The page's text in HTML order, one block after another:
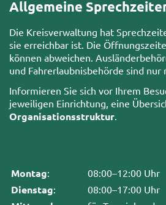
Allgemeine
Die Kreisverwaltung hat
sie erreichbar ist. Die
können abweichen.
und Fahrerlaubnisbehörde sind nur
Informieren Sie sich vor Ihrem
jeweiligen Einrichtung, eine
Organisationsstruktur
Montag: 08:00–12:00 Uhr
Dienstag: 08:00–17:00 Uhr